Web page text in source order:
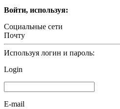
Войти, используя:
Социальные сети
Почту
Используя логин и пароль:
Login
E-mail